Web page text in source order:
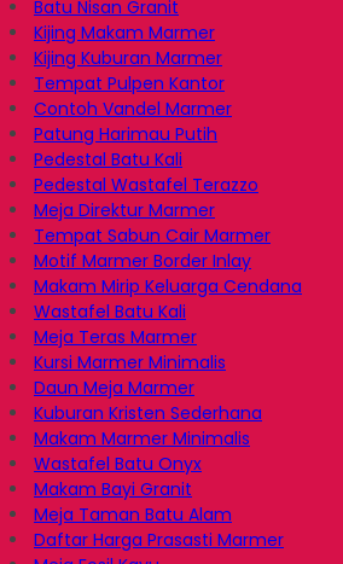
Batu Nisan Granit
Kijing Makam Marmer
Kijing Kuburan Marmer
Tempat Pulpen Kantor
Contoh Vandel Marmer
Patung Harimau Putih
Pedestal Batu Kali
Pedestal Wastafel Terazzo
Meja Direktur Marmer
Tempat Sabun Cair Marmer
Motif Marmer Border Inlay
Makam Mirip Keluarga Cendana
Wastafel Batu Kali
Meja Teras Marmer
Kursi Marmer Minimalis
Daun Meja Marmer
Kuburan Kristen Sederhana
Makam Marmer Minimalis
Wastafel Batu Onyx
Makam Bayi Granit
Meja Taman Batu Alam
Daftar Harga Prasasti Marmer